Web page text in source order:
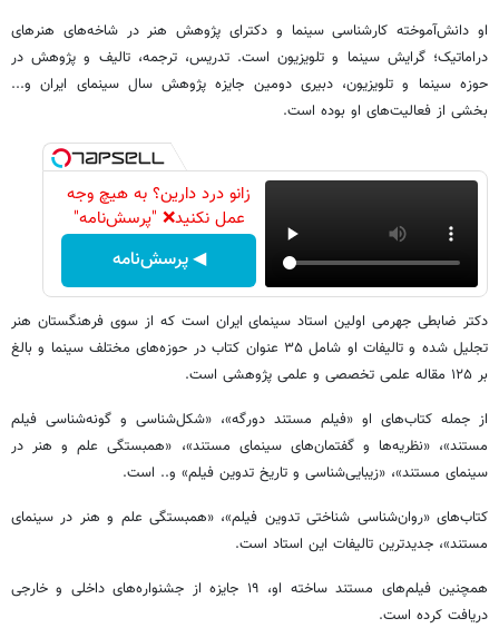
او دانش‌آموخته کارشناسی سینما و دکترای پژوهش هنر در شاخه‌های هنرهای
دراماتیک؛ گرایش سینما و تلویزیون است. تدریس، ترجمه، تالیف و پژوهش در
حوزه سینما و تلویزیون، دبیری دومین جایزه پژوهش سال سینمای ایران و...
بخشی از فعالیت‌های او بوده است.
زانو درد دارین؟ به هیچ وجه
عمل نکنید❌ "پرسش‌نامه"
◀ پرسش‌نامه
دکتر ضابطی جهرمی اولین استاد سینمای ایران است که از سوی فرهنگستان هنر
تجلیل شده و تالیفات او شامل ۳۵ عنوان کتاب در حوزه‌های مختلف سینما و بالغ
بر ۱۲۵ مقاله علمی تخصصی و علمی پژوهشی است.
از جمله کتاب‌های او «فیلم مستند دورگه»، «شکل‌شناسی و گونه‌شناسی فیلم
مستند»، «نظریه‌ها و گفتمان‌های سینمای مستند»، «همبستگی علم و هنر در
سینمای مستند»، «زیبایی‌شناسی و تاریخ تدوین فیلم» و.‌.‌ است.
کتاب‌های «روان‌شناسی شناختی تدوین فیلم»، «همبستگی علم و هنر در سینمای
مستند»، جدیدترین تالیفات این استاد است.
همچنین فیلم‌های مستند ساخته او، ۱۹ جایزه از جشنواره‌های داخلی و خارجی
دریافت کرده است.